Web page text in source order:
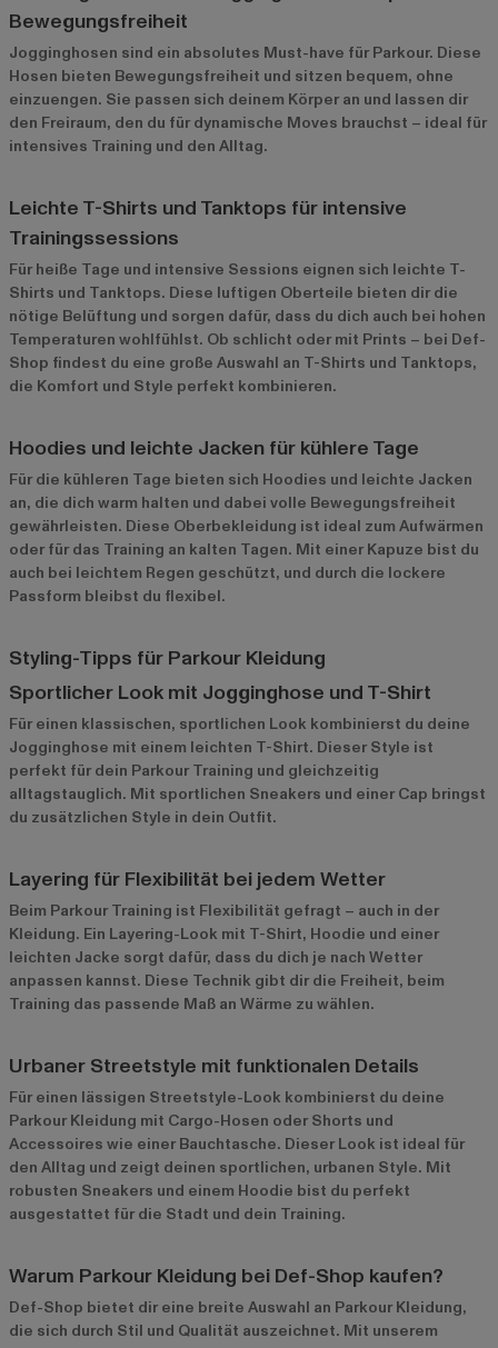
Bewegungsfreiheit
Jogginghosen sind ein absolutes Must-have für Parkour. Diese
Hosen bieten Bewegungsfreiheit und sitzen bequem, ohne
einzuengen. Sie passen sich deinem Körper an und lassen dir
den Freiraum, den du für dynamische Moves brauchst – ideal für
intensives Training und den Alltag.
Leichte T-Shirts und Tanktops für intensive
Trainingssessions
Für heiße Tage und intensive Sessions eignen sich leichte T-
Shirts und Tanktops. Diese luftigen Oberteile bieten dir die
nötige Belüftung und sorgen dafür, dass du dich auch bei hohen
Temperaturen wohlfühlst. Ob schlicht oder mit Prints – bei Def-
Shop findest du eine große Auswahl an T-Shirts und Tanktops,
die Komfort und Style perfekt kombinieren.
Hoodies und leichte Jacken für kühlere Tage
Für die kühleren Tage bieten sich Hoodies und leichte Jacken
an, die dich warm halten und dabei volle Bewegungsfreiheit
gewährleisten. Diese Oberbekleidung ist ideal zum Aufwärmen
oder für das Training an kalten Tagen. Mit einer Kapuze bist du
auch bei leichtem Regen geschützt, und durch die lockere
Passform bleibst du flexibel.
Styling-Tipps für Parkour Kleidung
Sportlicher Look mit Jogginghose und T-Shirt
Für einen klassischen, sportlichen Look kombinierst du deine
Jogginghose mit einem leichten T-Shirt. Dieser Style ist
perfekt für dein Parkour Training und gleichzeitig
alltagstauglich. Mit sportlichen Sneakers und einer Cap bringst
du zusätzlichen Style in dein Outfit.
Layering für Flexibilität bei jedem Wetter
Beim Parkour Training ist Flexibilität gefragt – auch in der
Kleidung. Ein Layering-Look mit T-Shirt, Hoodie und einer
leichten Jacke sorgt dafür, dass du dich je nach Wetter
anpassen kannst. Diese Technik gibt dir die Freiheit, beim
Training das passende Maß an Wärme zu wählen.
Urbaner Streetstyle mit funktionalen Details
Für einen lässigen Streetstyle-Look kombinierst du deine
Parkour Kleidung mit Cargo-Hosen oder Shorts und
Accessoires wie einer Bauchtasche. Dieser Look ist ideal für
den Alltag und zeigt deinen sportlichen, urbanen Style. Mit
robusten Sneakers und einem Hoodie bist du perfekt
ausgestattet für die Stadt und dein Training.
Warum Parkour Kleidung bei Def-Shop kaufen?
Def-Shop bietet dir eine breite Auswahl an Parkour Kleidung,
die sich durch Stil und Qualität auszeichnet. Mit unserem